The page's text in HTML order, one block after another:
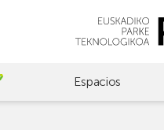
Espacios